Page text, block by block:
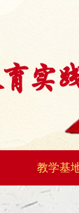
教学基